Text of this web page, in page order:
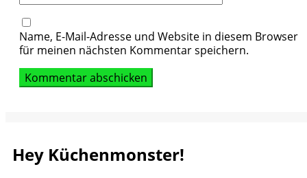
Name, E-Mail-Adresse und Website in diesem Browser
für meinen nächsten Kommentar speichern.
Hey Küchenmonster!